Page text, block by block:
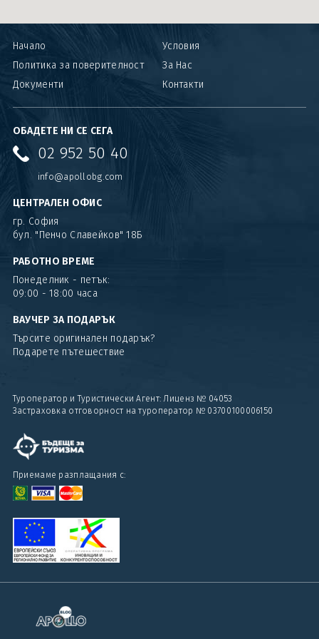
Ла Манш
Норвежки фиорди
Около Европа - позиционни круизи
Северно море и Исландия
Средиземно море
Южна Америка
Индивидуални круизи
Начало
Условия
Политика за поверителност
За Нас
Документи
Контакти
ОБАДЕТЕ НИ СЕ СЕГА
02 952 50 40
info@apollobg.com
ЦЕНТРАЛЕН ОФИС
гр. София
бул. "Пенчо Славейков" 18Б
РАБОТНО ВРЕМЕ
Понеделник - петък:
09:00 - 18:00 часа
ВАУЧЕР ЗА ПОДАРЪК
Търсите оригинален подарък?
Подарете пътешествие
Туроператор и Туристически Агент: Лиценз № 04053
Застраховка отговорност на туроператор № 03700100006150
Приемаме разплащания с: